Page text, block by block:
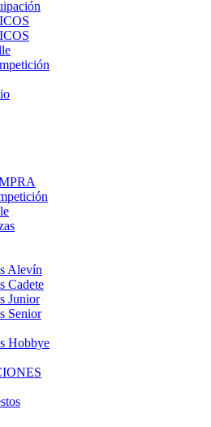
Alevín
Cadete
Junior
Senior
Hobbye